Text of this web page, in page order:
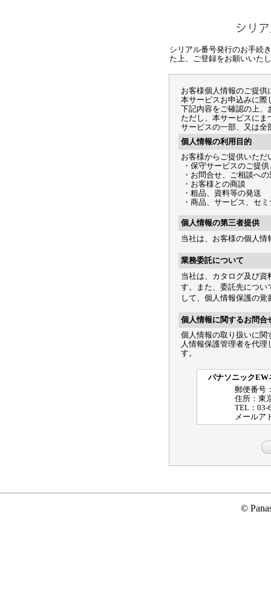
シリアル番号発行のお手続
た上、ご登録をお願いいた
お客様個人情報のご提供
本サービスお申込みに際
下記内容をご確認の上、
ただし、本サービスに
サービスの一部、又は全
個人情報の利用目的
お客様からご提供いた
・保守サービスのご提
・お問合せ、ご相談へ
・お客様との商談
・粗品、資料等の発送
・商品、サービス、セ
個人情報の第三者提供
当社は、お客様の個人
業務委託について
当社は、カタログ及び
す。また、委託先につい
して、個人情報保護の
個人情報に関するお問合
個人情報の取り扱いに関
人情報保護管理者を代
す。
パナソニック
郵便番号
住所：東
TEL：03-
メールア
©